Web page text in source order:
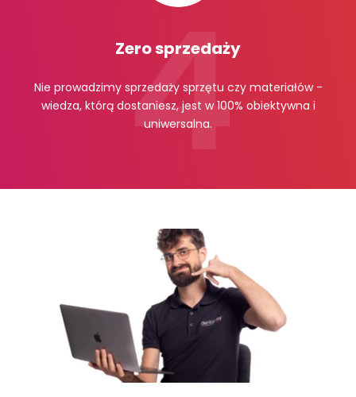
Zero sprzedaży
Nie prowadzimy sprzedaży sprzętu czy materiałów -
wiedza, którą dostaniesz, jest w 100% obiektywna i
uniwersalna.